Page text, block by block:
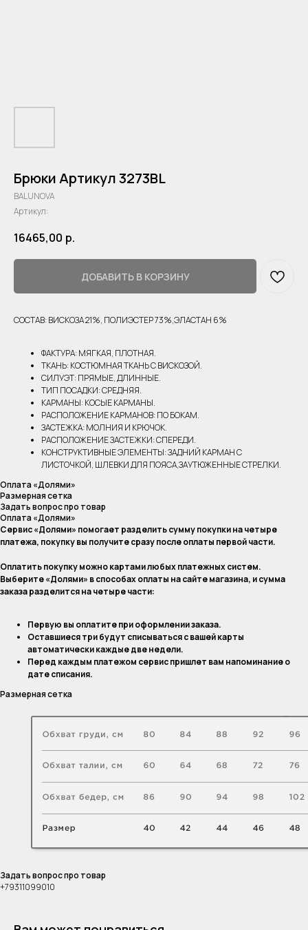
Брюки Артикул 3273BL
BALUNOVA
Артикул:
16465,00 р.
ДОБАВИТЬ В КОРЗИНУ
СОСТАВ: ВИСКОЗА 21%, ПОЛИЭСТЕР 73%,ЭЛАСТАН 6%
ФАКТУРА: МЯГКАЯ, ПЛОТНАЯ.
ТКАНЬ: КОСТЮМНАЯ ТКАНЬ С ВИСКОЗОЙ.
СИЛУЭТ: ПРЯМЫЕ, ДЛИННЫЕ.
ТИП ПОСАДКИ: СРЕДНЯЯ.
КАРМАНЫ: КОСЫЕ КАРМАНЫ.
РАСПОЛОЖЕНИЕ КАРМАНОВ: ПО БОКАМ.
ЗАСТЕЖКА: МОЛНИЯ И КРЮЧОК.
РАСПОЛОЖЕНИЕ ЗАСТЕЖКИ: СПЕРЕДИ.
КОНСТРУКТИВНЫЕ ЭЛЕМЕНТЫ: ЗАДНИЙ КАРМАН С
ЛИСТОЧКОЙ, ШЛЕВКИ ДЛЯ ПОЯСА,ЗАУТЮЖЕННЫЕ СТРЕЛКИ.
Оплата «Долями»
Размерная сетка
Задать вопрос про товар
Оплата «Долями»
Сервис «Долями» помогает разделить сумму покупки на четыре
платежа, покупку вы получите сразу после оплаты первой части.
Оплатить покупку можно картами любых платежных систем.
Выберите «Долями» в способах оплаты на сайте магазина, и сумма
заказа разделится на четыре части:
Первую вы оплатите при оформлении заказа.
Оставшиеся три будут списываться с вашей карты
автоматически каждые две недели.
Перед каждым платежом сервис пришлет вам напоминание о
дате списания.
Размерная сетка
Задать вопрос про товар
+79311099010